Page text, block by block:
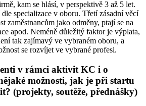
kam se hlásí, v perspektivě 3 až 5 let.
specializace v oboru. Třetí zásadní věcí
zaměstnancům jako odměny, ptají se na
apod. Neméně důležitý faktor je výplata,
tak zajímavý ve vybraném oboru, a
se rozvíjet ve vybrané profesi.
v rámci aktivit KC i o
možnosti, jak je při startu
(projekty, soutěže, přednášky)